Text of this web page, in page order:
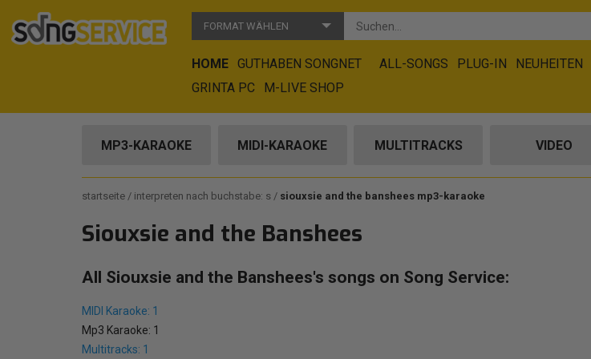
FORMAT WÄHLEN
HOME GUTHABEN SONGNET ALL-SONGS PLUG-IN NEUHEITEN
GRINTA PC
M-LIVE SHOP
MP3-KARAOKE MIDI-KARAOKE MULTITRACKS VIDEO
startseite interpreten nach buchstabe: s siouxsie and the banshees mp3-karaoke
Siouxsie and the Banshees
All Siouxsie and the Banshees's songs on Song Service:
MIDI Karaoke: 1
Mp3 Karaoke: 1
Multitracks: 1